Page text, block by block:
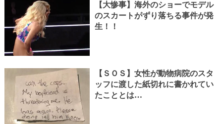
【大惨事】海外のショーでモデル
のスカートがずり落ちる事件が発
生！！
【ＳＯＳ】女性が動物病院のスタ
ッフに渡した紙切れに書かれてい
たこととは…